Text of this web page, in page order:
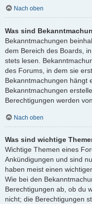
Nach oben
Was sind
Bekanntmachungen
dem Bereich des Boards,
stets lesen.
des Forums, in dem sie
Bekanntmachungen hängt
Bekanntmachungen
Berechtigungen werden
Nach oben
Was sind wichtige
Wichtige Themen eines
Ankündigungen und sind
haben meist einen
Wie bei den
Berechtigungen ab, ob du
nicht; die Berechtigungen